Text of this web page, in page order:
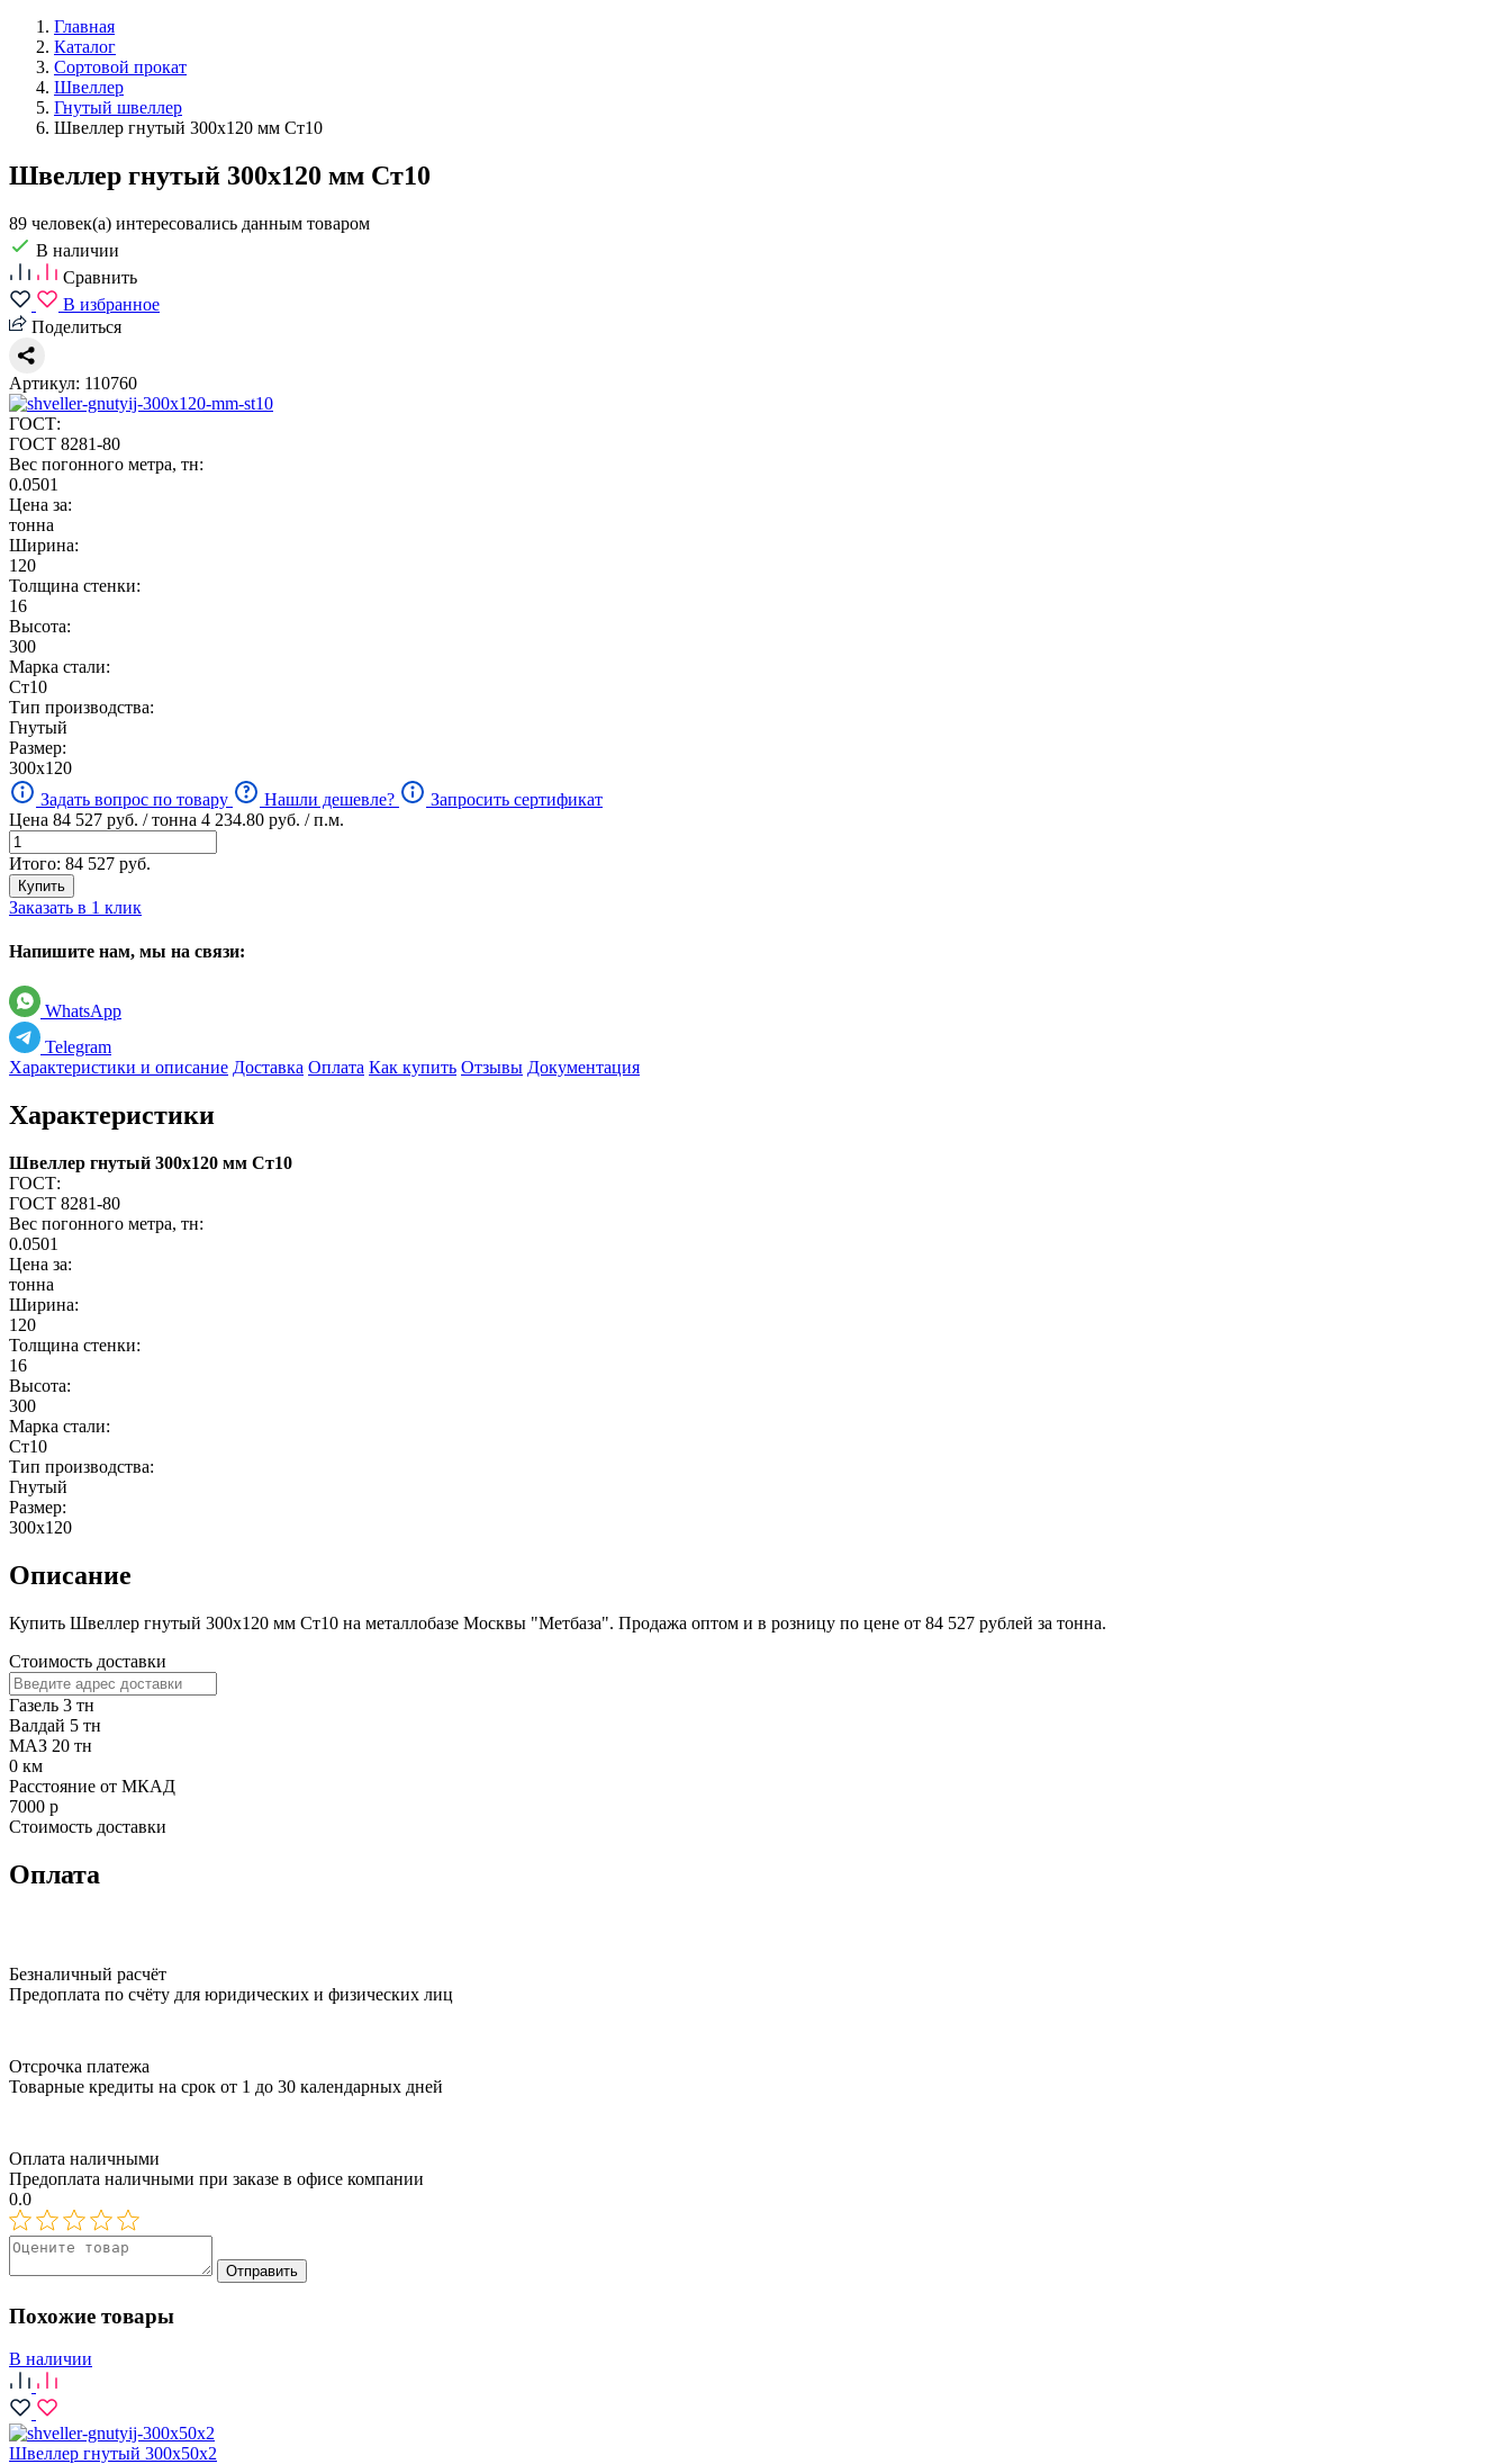
Главная
Каталог
Сортовой прокат
Швеллер
Гнутый швеллер
Швеллер гнутый 300х120 мм Ст10
Швеллер гнутый 300х120 мм Ст10
89 человек(а) интересовались данным товаром
В наличии
Сравнить
В избранное
Поделиться
Артикул: 110760
ГОСТ:
ГОСТ 8281-80
Вес погонного метра, тн:
0.0501
Цена за:
тонна
Ширина:
120
Толщина стенки:
16
Высота:
300
Марка стали:
Ст10
Тип производства:
Гнутый
Размер:
300х120
Задать вопрос по товару
Нашли дешевле?
Запросить сертификат
Цена 84 527 руб. / тонна 4 234.80 руб. / п.м.
Итого: 84 527 руб.
Купить
Заказать в 1 клик
Напишите нам, мы на связи:
WhatsApp
Telegram
Характеристики и описание Доставка Оплата Как купить Отзывы Документация
Характеристики
Швеллер гнутый 300х120 мм Ст10
ГОСТ:
ГОСТ 8281-80
Вес погонного метра, тн:
0.0501
Цена за:
тонна
Ширина:
120
Толщина стенки:
16
Высота:
300
Марка стали:
Ст10
Тип производства:
Гнутый
Размер:
300х120
Описание
Купить Швеллер гнутый 300х120 мм Ст10 на металлобазе Москвы "Метбаза". Продажа оптом и в розницу по цене от 84 527 рублей за тонна.
Стоимость доставки
Газель 3 тн
Валдай 5 тн
МАЗ 20 тн
0 км
Расстояние от МКАД
7000 р
Стоимость доставки
Оплата
Безналичный расчёт
Предоплата по счёту для юридических и физических лиц
Отсрочка платежа
Товарные кредиты на срок от 1 до 30 календарных дней
Оплата наличными
Предоплата наличными при заказе в офисе компании
0.0
Отправить
Похожие товары
В наличии
Швеллер гнутый 300х50х2